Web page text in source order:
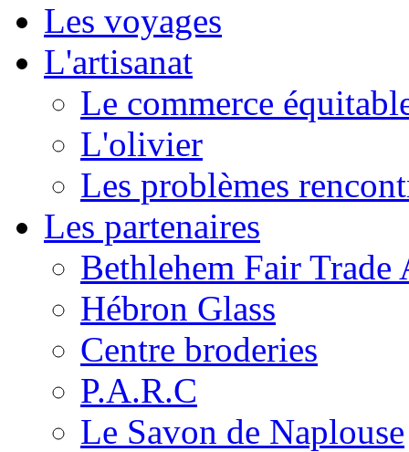
Les voyages
L'artisanat
Le commerce
L'olivier
Les problèmes
Les partenaires
Bethlehem Fair Trade
Hébron Glass
Centre broderies
P.A.R.C
Le Savon de Naplouse